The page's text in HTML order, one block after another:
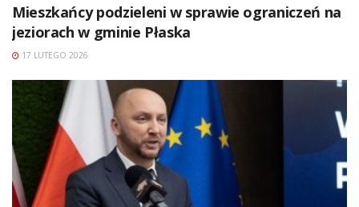
Mieszkańcy podzieleni w sprawie ograniczeń na
jeziorach w gminie Płaska
17 LUTEGO 2026